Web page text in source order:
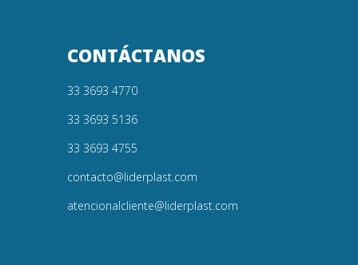
CONTÁCTANOS
33 3693 4770
33 3693 5136
33 3693 4755
contacto@liderplast.com
atencionalcliente@liderplast.com